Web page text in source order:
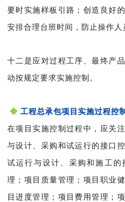
要时实施样板引路；创造良好
安排合理台班时间，防止操作人
十二是应对过程工序、最终产
动按规定要求实施控制。
◆ 工程总承包项目实施过程控
在项目实施控制过程中，应关
与设计、采购和试运行的接口
试运行与设计、采购和施工的
理；项目质量管理；项目职业
目进度管理；项 目费用管理；